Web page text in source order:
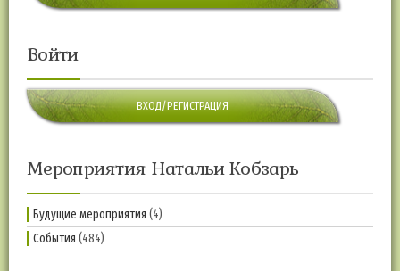
Войти
ВХОД/РЕГИСТРАЦИЯ
Мероприятия Натальи Кобзарь
Будущие мероприятия (4)
События (484)